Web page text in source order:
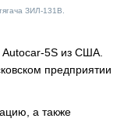
ЗИЛ-131В.
5S из США.
предприятии
а также